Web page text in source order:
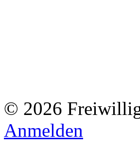
© 2026
Anmelden